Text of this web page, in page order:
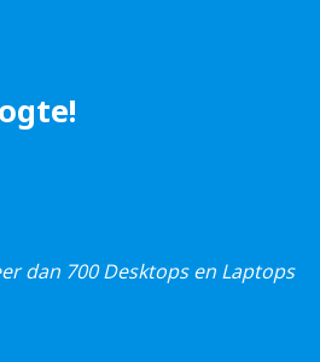
dan 700 Desktops en Laptops